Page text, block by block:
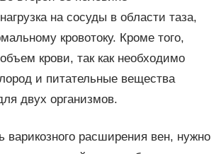
на сосуды в области таза,
кровотоку. Кроме того,
крови, так как необходимо
и питательные вещества
двух организмов.
варикозного расширения вен, нужно